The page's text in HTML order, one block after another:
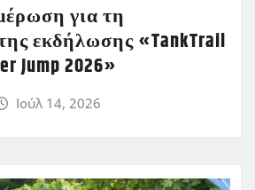
για τη
εκδήλωσης «TankTrail
Jump 2026»
Ιούλ 14, 2026